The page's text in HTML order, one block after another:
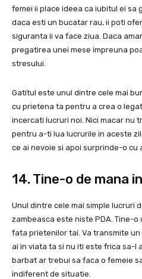
femei ii place ideea ca iubitul ei sa
daca esti un bucatar rau, ii poti
siguranta ii va face ziua. Daca
pregatirea unei mese impreuna
stresului.
Gatitul este unul dintre cele mai
cu prietena ta pentru a crea o
incercati lucruri noi. Nici macar nu
pentru a-ti lua lucrurile in aceste
ce ai nevoie si apoi surprinde-o cu
14. Tine-o de mana
Unul dintre cele mai simple lucruri
zambeasca este niste PDA. Tine-o
fata prietenilor tai. Va transmite
ai in viata ta si nu iti este frica sa-l
barbat ar trebui sa faca o femeie
indiferent de situatie.